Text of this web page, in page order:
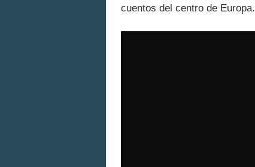
cuentos del centro de Europa.